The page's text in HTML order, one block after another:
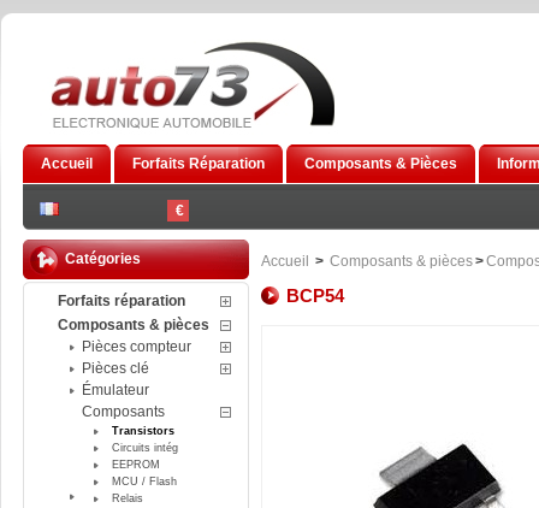
€
Accueil Forfaits Réparation Composants & Pièces
Catégories
Forfaits réparation
Composants & pièces
Pièces compteur
Pièces clé
Émulateur
Composants
Transistors
Circuits intég
EEPROM
MCU / Flash
Relais
Accueil > Composants & pièces>
BCP54